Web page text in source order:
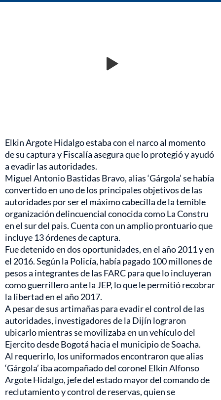
Elkin Argote Hidalgo estaba con el narco al momento
de su captura y Fiscalía asegura que lo protegió y ayudó
a evadir las autoridades.
Miguel Antonio Bastidas Bravo, alias ‘Gárgola’ se había
convertido en uno de los principales objetivos de las
autoridades por ser el máximo cabecilla de la temible
organización delincuencial conocida como La Constru
en el sur del pais. Cuenta con un amplio prontuario que
incluye 13 órdenes de captura.
Fue detenido en dos oportunidades, en el año 2011 y en
el 2016. Según la Policía, había pagado 100 millones de
pesos a integrantes de las FARC para que lo incluyeran
como guerrillero ante la JEP, lo que le permitió recobrar
la libertad en el año 2017.
A pesar de sus artimañas para evadir el control de las
autoridades, investigadores de la Dijín lograron
ubicarlo mientras se movilizaba en un vehículo del
Ejercito desde Bogotá hacia el municipio de Soacha.
Al requerirlo, los uniformados encontraron que alias
‘Gárgola’ iba acompañado del coronel Elkin Alfonso
Argote Hidalgo, jefe del estado mayor del comando de
reclutamiento y control de reservas, quien se